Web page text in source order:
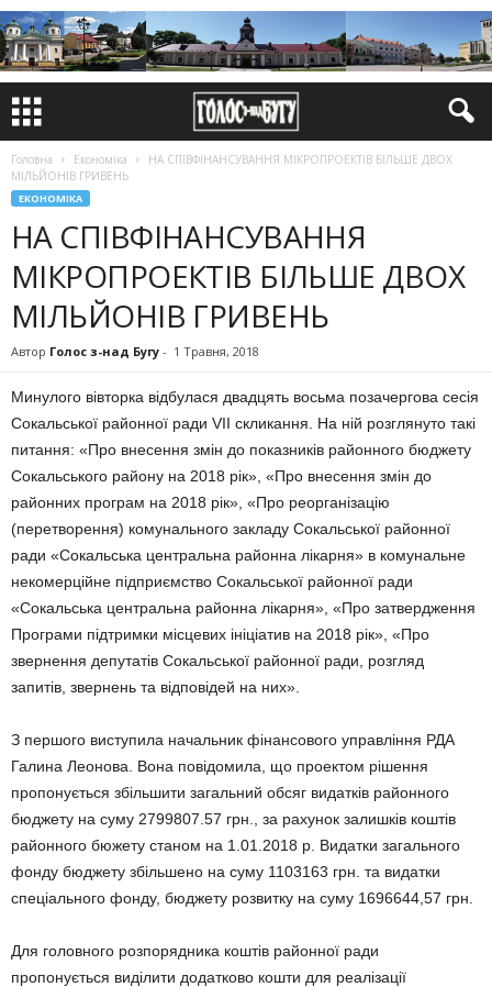
Головна Економіка
НА СПІВФІНАНСУВАННЯ МІКРОПРОЕКТІВ БІЛЬШЕ ДВОХ
МІЛЬЙОНІВ ГРИВЕНЬ
ЕКОНОМІКА
НА СПІВФІНАНСУВАННЯ
МІКРОПРОЕКТІВ БІЛЬШЕ ДВОХ
МІЛЬЙОНІВ ГРИВЕНЬ
Автор Голос з-над Бугу - 1 Травня, 2018
Минулого вівторка відбулася двадцять восьма позачергова сесія
Сокальської районної ради VIІ скликання. На ній розглянуто такі
питання: «Про внесення змін до показників районного бюджету
Сокальського району на 2018 рік», «Про внесення змін до
районних програм на 2018 рік», «Про реорганізацію
(перетворення) комунального закладу Сокальської районної
ради «Сокальська центральна районна лікарня» в комунальне
некомерційне підприємство Сокальської районної ради
«Сокальська центральна районна лікарня», «Про затвердження
Програми підтримки місцевих ініціатив на 2018 рік», «Про
звернення депутатів Сокальської районної ради, розгляд
запитів, звернень та відповідей на них».
З першого виступила начальник фінансового управління РДА
Галина Леонова. Вона повідомила, що проектом рішення
пропонується збільшити загальний обсяг видатків районного
бюджету на суму 2799807.57 грн., за рахунок залишків коштів
районного бюжету станом на 1.01.2018 р. Видатки загального
фонду бюджету збільшено на суму 1103163 грн. та видатки
спеціального фонду, бюджету розвитку на суму 1696644,57 грн.
Для головного розпорядника коштів районної ради
пропонується виділити додатково кошти для реалізації